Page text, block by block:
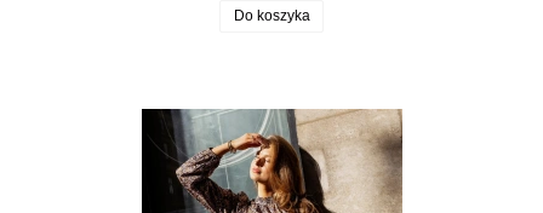
Do koszyka